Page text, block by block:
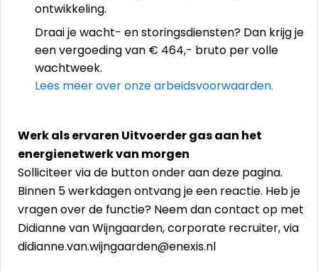
ontwikkeling.
Draai je wacht- en storingsdiensten? Dan krijg je
een vergoeding van € 464,- bruto per volle
wachtweek.
Lees meer over onze arbeidsvoorwaarden.
Werk als ervaren Uitvoerder gas aan het
energienetwerk van morgen
Solliciteer via de button onder aan deze pagina.
Binnen 5 werkdagen ontvang je een reactie. Heb je
vragen over de functie? Neem dan contact op met
Didianne van Wijngaarden, corporate recruiter, via
didianne.van.wijngaarden@enexis.nl